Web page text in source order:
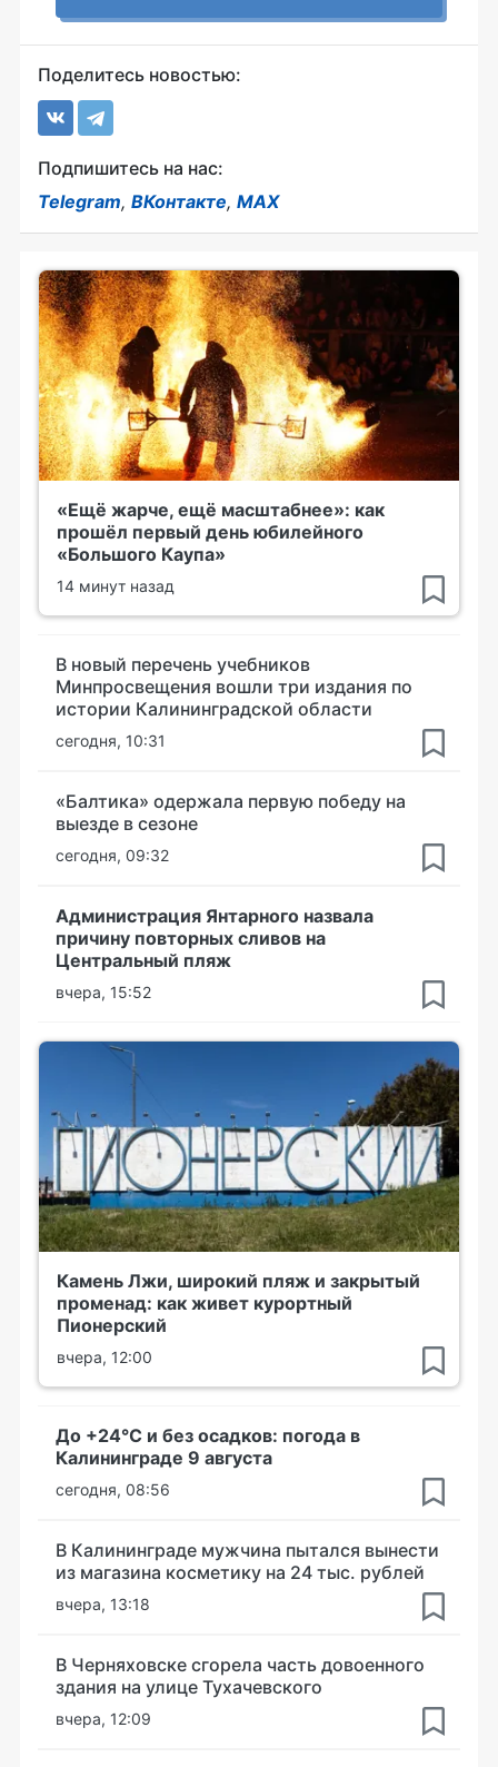
Поделитесь новостью:
Подпишитесь на нас:
Telegram, ВКонтакте, MAX
«Ещё жарче, ещё масштабнее»: как
прошёл первый день юбилейного
«Большого Каупа»
14 минут назад
В новый перечень учебников
Минпросвещения вошли три издания по
истории Калининградской области
сегодня, 10:31
«Балтика» одержала первую победу на
выезде в сезоне
сегодня, 09:32
Администрация Янтарного назвала
причину повторных сливов на
Центральный пляж
вчера, 15:52
Камень Лжи, широкий пляж и закрытый
променад: как живет курортный
Пионерский
вчера, 12:00
До +24°С и без осадков: погода в
Калининграде 9 августа
сегодня, 08:56
В Калининграде мужчина пытался вынести
из магазина косметику на 24 тыс. рублей
вчера, 13:18
В Черняховске сгорела часть довоенного
здания на улице Тухачевского
вчера, 12:09